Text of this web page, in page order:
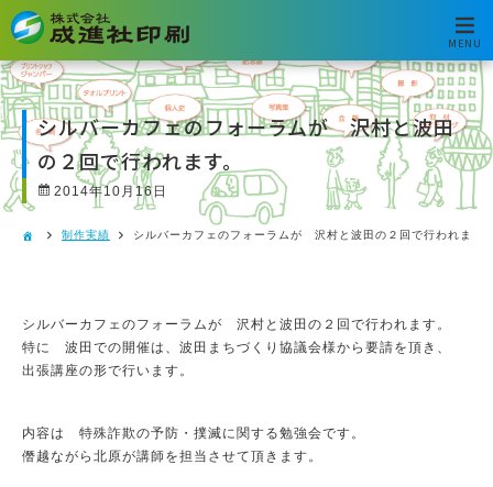
MENU
シルバーカフェのフォーラムが 沢村と波田
の２回で行われます。
2014年10月16日
制作実績 シルバーカフェのフォーラムが 沢村と波田の２回で行われます
シルバーカフェのフォーラムが 沢村と波田の２回で行われます。
特に 波田での開催は、波田まちづくり協議会様から要請を頂き、
出張講座の形で行います。
内容は 特殊詐欺の予防・撲滅に関する勉強会です。
僭越ながら北原が講師を担当させて頂きます。